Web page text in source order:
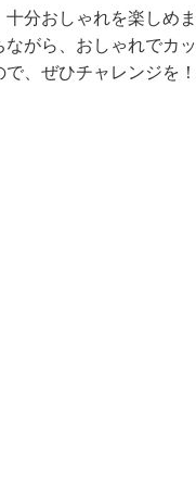
分おしゃれを楽しめま
がら、おしゃれでカッ
、ぜひチャレンジを！